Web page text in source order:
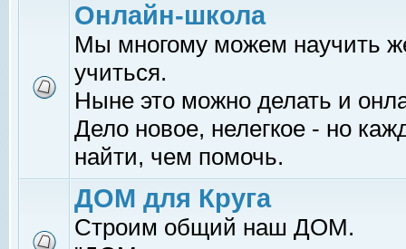
Онлайн-школа
Мы многому можем научить
учиться.
Ныне это можно делать и
Дело новое, нелегкое - но
найти, чем помочь.
ДОМ для Круга
Строим общий наш ДОМ.